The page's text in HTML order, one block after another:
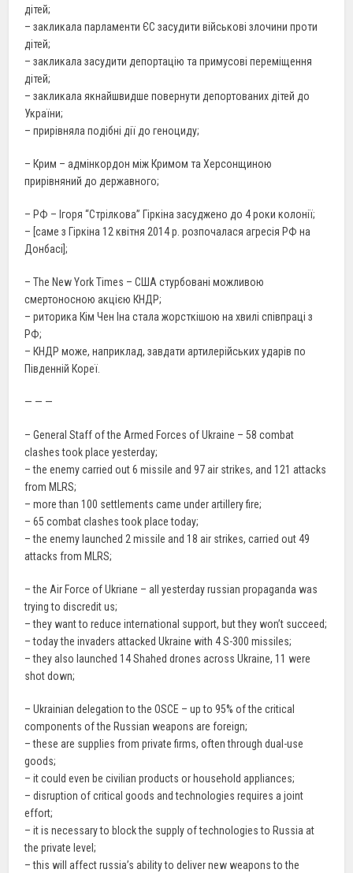
дітей;
– закликала парламенти ЄС засудити військові злочини проти
дітей;
– закликала засудити депортацію та примусові переміщення
дітей;
– закликала якнайшвидше повернути депортованих дітей до
України;
– прирівняла подібні дії до геноциду;
– Крим – адмінкордон між Кримом та Херсонщиною
прирівняний до державного;
– РФ – Ігоря “Стрілкова” Гіркіна засуджено до 4 роки колонії;
– [саме з Гіркіна 12 квітня 2014 р. розпочалася агресія РФ на
Донбасі];
– The New York Times – США стурбовані можливою
смертоносною акцією КНДР;
– риторика Кім Чен Іна стала жорсткішою на хвилі співпраці з
РФ;
– КНДР може, наприклад, завдати артилерійських ударів по
Південній Кореї.
— — —
– General Staff of the Armed Forces of Ukraine – 58 combat
clashes took place yesterday;
– the enemy carried out 6 missile and 97 air strikes, and 121 attacks
from MLRS;
– more than 100 settlements came under artillery fire;
– 65 combat clashes took place today;
– the enemy launched 2 missile and 18 air strikes, carried out 49
attacks from MLRS;
– the Air Force of Ukriane – all yesterday russian propaganda was
trying to discredit us;
– they want to reduce international support, but they won’t succeed;
– today the invaders attacked Ukraine with 4 S-300 missiles;
– they also launched 14 Shahed drones across Ukraine, 11 were
shot down;
– Ukrainian delegation to the OSCE – up to 95% of the critical
components of the Russian weapons are foreign;
– these are supplies from private firms, often through dual-use
goods;
– it could even be civilian products or household appliances;
– disruption of critical goods and technologies requires a joint
effort;
– it is necessary to block the supply of technologies to Russia at
the private level;
– this will affect russia’s ability to deliver new weapons to the